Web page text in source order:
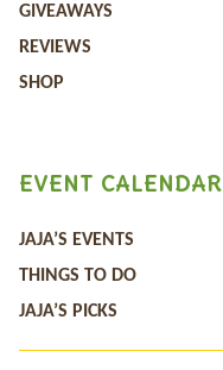
GIVEAWAYS
REVIEWS
SHOP
EVENT CALENDAR
JAJA’S EVENTS
THINGS TO DO
JAJA’S PICKS